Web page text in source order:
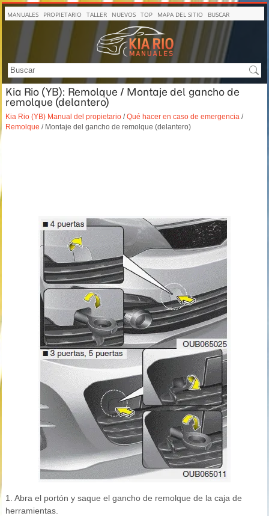
MANUALES PROPIETARIO TALLER NUEVOS TOP MAPA DEL SITIO BUSCAR
Kia Rio (YB): Remolque / Montaje del gancho de
remolque (delantero)
Kia Rio (YB) Manual del propietario /Qué hacer en caso de emergencia /
Remolque / Montaje del gancho de remolque (delantero)
1. Abra el portón y saque el gancho de remolque de la caja de
herramientas.